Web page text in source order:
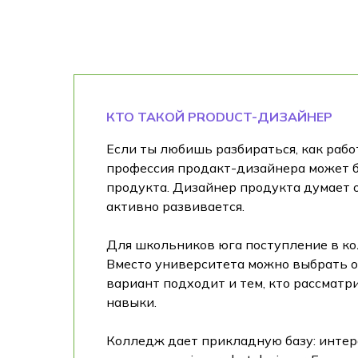
КТО ТАКОЙ PRODUCT-ДИЗАЙНЕР
Если ты любишь разбираться, как
профессия продакт-дизайнера может
продукта. Дизайнер продукта думает
активно развивается.
Для школьников юга поступление в
Вместо университета можно выбрать
вариант подходит и тем, кто
навыки.
Колледж дает прикладную базу: